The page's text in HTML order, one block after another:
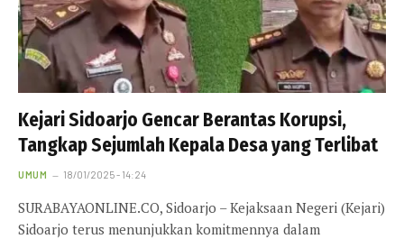
Kejari Sidoarjo Gencar Berantas Korupsi,
Tangkap Sejumlah Kepala Desa yang Terlibat
UMUM 18/01/2025 - 14:24
SURABAYAONLINE.CO, Sidoarjo – Kejaksaan Negeri (Kejari)
Sidoarjo terus menunjukkan komitmennya dalam